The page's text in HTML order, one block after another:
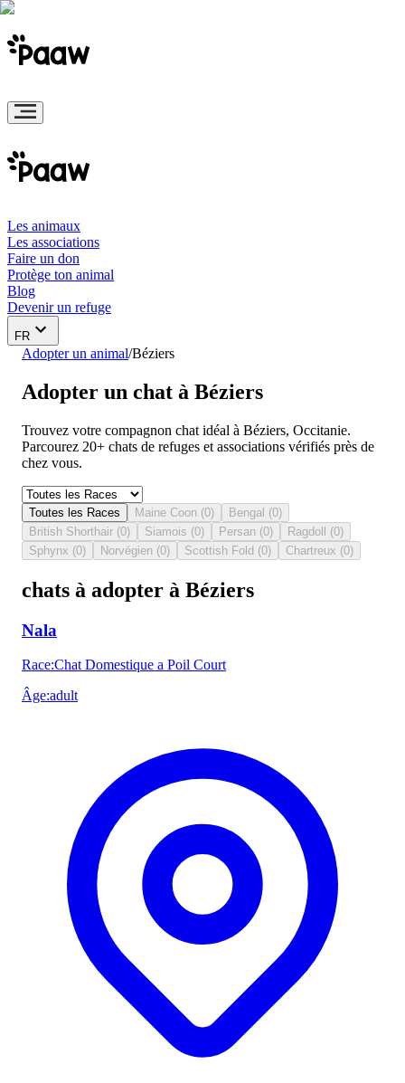
Les animaux
Les associations
Faire un don
Protège ton animal
Blog
Devenir un refuge
FR
Adopter un animal/Béziers
Adopter un chat à Béziers
Trouvez votre compagnon chat idéal à Béziers, Occitanie.
Parcourez 20+ chats de refuges et associations vérifiés près de
chez vous.
Toutes les Races Maine Coon (0) Bengal (0)
British Shorthair (0) Siamois (0) Persan (0) Ragdoll (0)
Sphynx (0) Norvégien (0) Scottish Fold (0) Chartreux (0)
chats à adopter à Béziers
Nala
Race:Chat Domestique a Poil Court
Âge:adult